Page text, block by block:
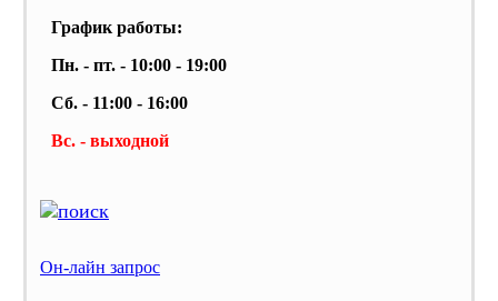
График работы:
Пн. - пт. - 10:00 - 19:00
Сб. - 11:00 - 16:00
Вс. - выходной
Он-лайн запрос